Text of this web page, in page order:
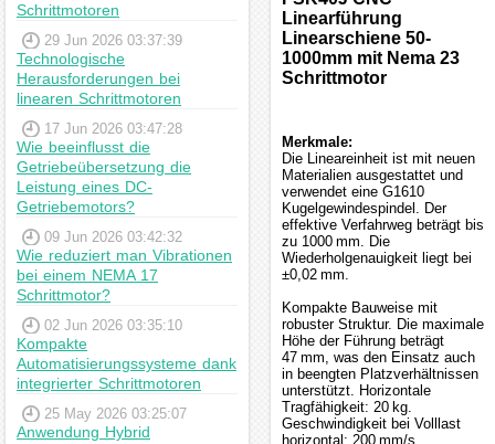
Schrittmotoren
29 Jun 2026 03:37:39
Technologische
Herausforderungen bei
linearen Schrittmotoren
17 Jun 2026 03:47:28
Wie beeinflusst die
Getriebeübersetzung die
Leistung eines DC-
Getriebemotors?
09 Jun 2026 03:42:32
Wie reduziert man Vibrationen
bei einem NEMA 17
Schrittmotor?
02 Jun 2026 03:35:10
Kompakte
Automatisierungssysteme dank
integrierter Schrittmotoren
25 May 2026 03:25:07
Anwendung Hybrid
Linearführung
Linearschiene 50-
1000mm mit Nema 23
Schrittmotor
Merkmale:
Die Lineareinheit ist mit neuen
Materialien ausgestattet und
verwendet eine G1610
Kugelgewindespindel. Der
effektive Verfahrweg beträgt bis
zu 1000 mm. Die
Wiederholgenauigkeit liegt bei
±0,02 mm.
Kompakte Bauweise mit
robuster Struktur. Die maximale
Höhe der Führung beträgt
47 mm, was den Einsatz auch
in beengten Platzverhältnissen
unterstützt. Horizontale
Tragfähigkeit: 20 kg.
Geschwindigkeit bei Volllast
horizontal: 200 mm/s.